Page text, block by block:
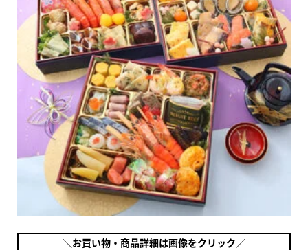
＼お買い物・商品詳細は画像をクリック／